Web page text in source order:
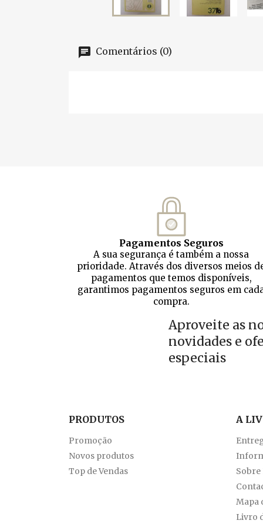
Comentários (0)
Pagamentos Seguros
A sua segurança é também a nossa
prioridade. Através dos diversos meios
pagamentos que temos disponíveis,
garantimos pagamentos seguros em
compra.
Aproveite as
novidades e
especiais
PRODUTOS
Promoção
Novos produtos
Top de Vendas
A
Sobre
Mapa
Livro